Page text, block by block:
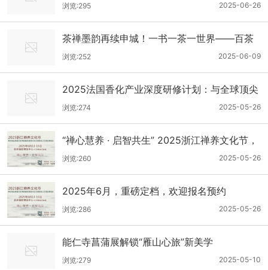
2025-06-26
浏览:295
茶禅墨韵再续申城！一书一茶一世界——百茶
会友展静安站启幕
2025-06-09
浏览:252
2025法国香化产业深度研修计划：与全球顶尖
企业共探创新之美！
2025-05-26
浏览:274
“禅心慧养 · 启智共生” 2025浙江禅养文化节，
开启共生之旅
2025-05-26
浏览:260
2025年6月，重磅定档，欢迎报名预约
2025-05-26
浏览:286
能仁寺菖蒲展解锁“雁山心旅”新美学
2025-05-10
浏览:279